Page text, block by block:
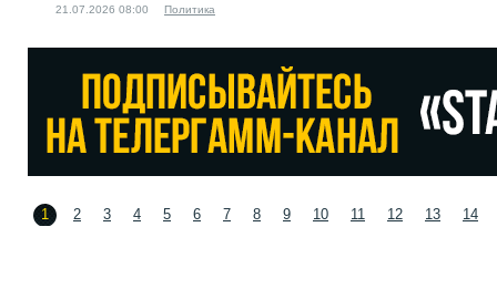
21.07.2026 08:00 Политика
1 2 3 4 5 6 7 8 9 10 11 12 13 14